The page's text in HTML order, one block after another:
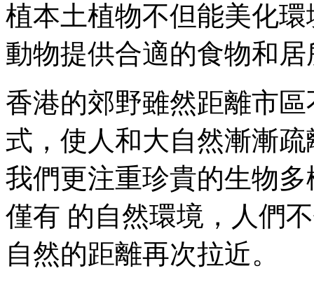
植本土植物不但能美化
動物提供合適的食物和居
香港的郊野雖然距離市
式，使人和大自然漸漸
我們更注重珍貴的生物
僅有 的自然環境，人們
自然的距離再次拉近。